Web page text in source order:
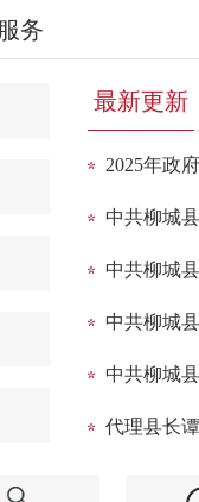
务
最新更新
2025年政
中共柳城
中共柳城
中共柳城
中共柳城
代理县长